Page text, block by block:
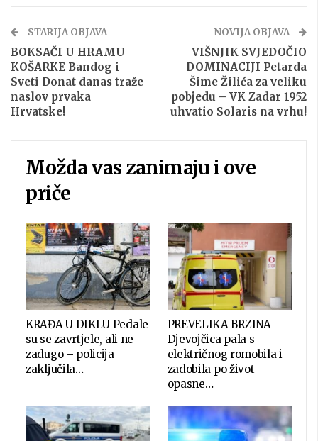
STARIJA OBJAVA
BOKSAČI U HRAMU
KOŠARKE Bandog i
Sveti Donat danas traže
naslov prvaka
Hrvatske!
NOVIJA OBJAVA
VIŠNJIK SVJEDOČIO
DOMINACIJI Petarda
Šime Žilića za veliku
pobjedu – VK Zadar 1952
uhvatio Solaris na vrhu!
Možda vas zanimaju i ove
priče
KRAĐA U DIKLU Pedale
su se zavrtjele, ali ne
zadugo – policija
zaključila…
PREVELIKA BRZINA
Djevojčica pala s
električnog romobila i
zadobila po život
opasne…